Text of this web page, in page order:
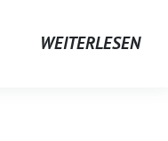
WEITERLESEN